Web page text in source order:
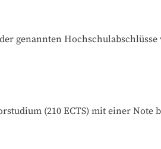
genannten
(210 ECTS) mit einer Note